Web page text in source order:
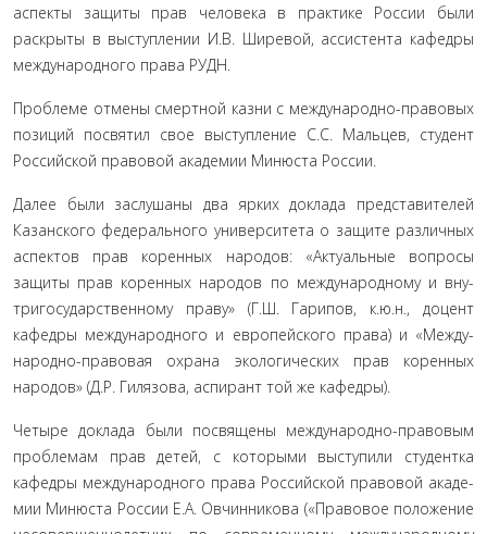
аспекты защиты прав человека в практике России были
раскрыты в выступлении И.В. Ширевой, ассистента кафедры
международного права РУДН.
Проблеме отмены смертной казни с международно-пра­вовых
позиций посвятил свое выступление С.С. Мальцев, сту­дент
Российской правовой академии Минюста России.
Далее были заслушаны два ярких доклада представите­лей
Казанского федерального университета о защите различ­ных
аспектов прав коренных народов: «Актуальные вопросы
защиты прав коренных народов по международному и вну­
тригосударственному праву» (Г.Ш. Гарипов, к.ю.н., доцент
кафедры международного и европейского права) и «Между­
народно-правовая охрана экологических прав коренных
наро­дов» (Д.Р. Гилязова, аспирант той же кафедры).
Четыре доклада были посвящены международно-право­вым
проблемам прав детей, с которыми выступили студентка
кафедры международного права Российской правовой акаде­
мии Минюста России Е.А. Овчинникова («Правовое положе­ние